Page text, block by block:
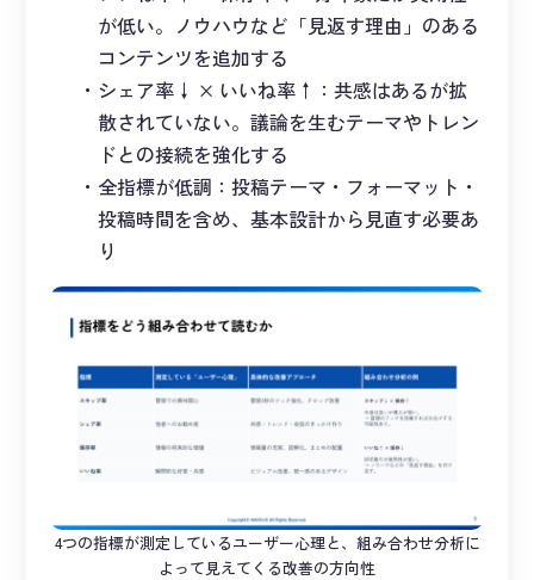
が低い。ノウハウなど「見返す理由」のある
コンテンツを追加する
シェア率↓ × いいね率↑：共感はあるが拡
散されていない。議論を生むテーマやトレン
ドとの接続を強化する
全指標が低調：投稿テーマ・フォーマット・
投稿時間を含め、基本設計から見直す必要あ
り
4つの指標が測定しているユーザー心理と、組み合わせ分析に
よって見えてくる改善の方向性